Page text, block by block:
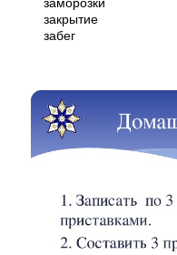
заморозки
закрытие
забег